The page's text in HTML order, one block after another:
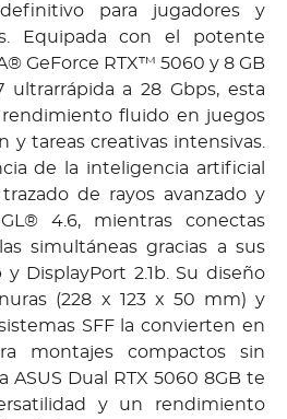
para jugadores y
Equipada con el potente
GeForce RTX™ 5060 y 8 GB
ultrarrápida a 28 Gbps, esta
fluido en juegos
y tareas creativas intensivas.
de la inteligencia artificial
de rayos avanzado y
4.6, mientras conectas
simultáneas gracias a sus
y DisplayPort 2.1b. Su diseño
(228 x 123 x 50 mm) y
SFF la convierten en
montajes compactos sin
ASUS Dual RTX 5060 8GB te
y un rendimiento